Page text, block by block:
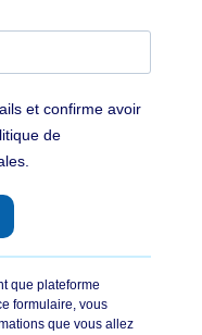
et confirme avoir
de
que plateforme
formulaire, vous
que vous allez